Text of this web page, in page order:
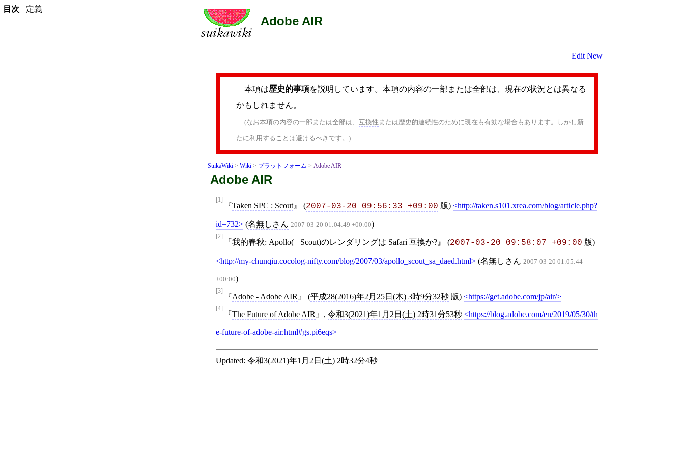
Adobe AIR
Edit New
本項は歴史的事項を説明しています。本項の内容の一部または全部は、現在の状況とは異なる
かもしれません。
(なお本項の内容の一部または全部は、 互換性 または歴史的連続性のために現在も有効な場合もあります。しかし新
たに利用することは避けるべきです。)
SuikaWiki > Wiki > プラットフォーム > Adobe AIR
Adobe AIR
[1]
Taken SPC : Scout (2007-03-20 09:56:33 +09:00 版) http://taken.s101.xrea.com/blog/article.php?
id=732 (名無しさん 2007-03-20 01:04:49 +00:00)
[2]
我的春秋: Apollo(+ Scout)のレンダリングは Safari 互換か? (2007-03-20 09:58:07 +09:00 版)
http://my-chunqiu.cocolog-nifty.com/blog/2007/03/apollo_scout_sa_daed.html (名無しさん 2007-03-20 01:05:44
+00:00)
[3]
Adobe - Adobe AIR (平成28(2016)年2月25日(木) 3時9分32秒 版) https://get.adobe.com/jp/air/
[4]
The Future of Adobe AIR , 令和3(2021)年1月2日(土) 2時31分53秒 https://blog.adobe.com/en/2019/05/30/th
e-future-of-adobe-air.html#gs.pi6eqs
Updated: 令和3(2021)年1月2日(土) 2時32分4秒
目次 定義